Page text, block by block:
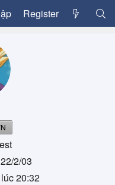
Register
22/2/03
20:32